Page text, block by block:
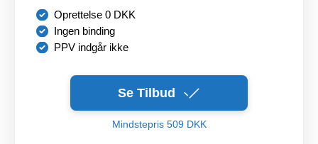
Oprettelse 0 DKK
Ingen binding
PPV indgår ikke
Se Tilbud
Mindstepris 509 DKK